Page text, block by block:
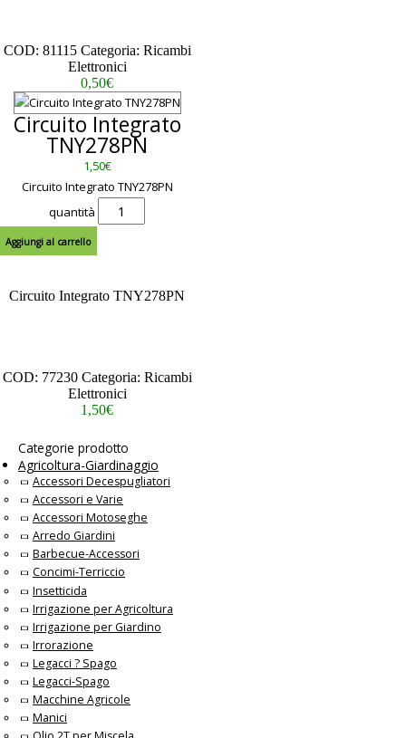
Categorie prodotto
Agricoltura-Giardinaggio
Accessori Decespugliatori
Accessori e Varie
Accessori Motoseghe
Arredo Giardini
Barbecue-Accessori
Concimi-Terriccio
Insetticida
Irrigazione per Agricoltura
Irrigazione per Giardino
Irrorazione
Legacci ? Spago
Legacci-Spago
Macchine Agricole
Manici
COD: 81115 Categoria: Ricambi
Elettronici
0,50€
Circuito Integrato
TNY278PN
1,50€
Circuito Integrato TNY278PN
quantità
Aggiungi al carrello
Circuito Integrato TNY278PN
COD: 77230 Categoria: Ricambi
Elettronici
1,50€